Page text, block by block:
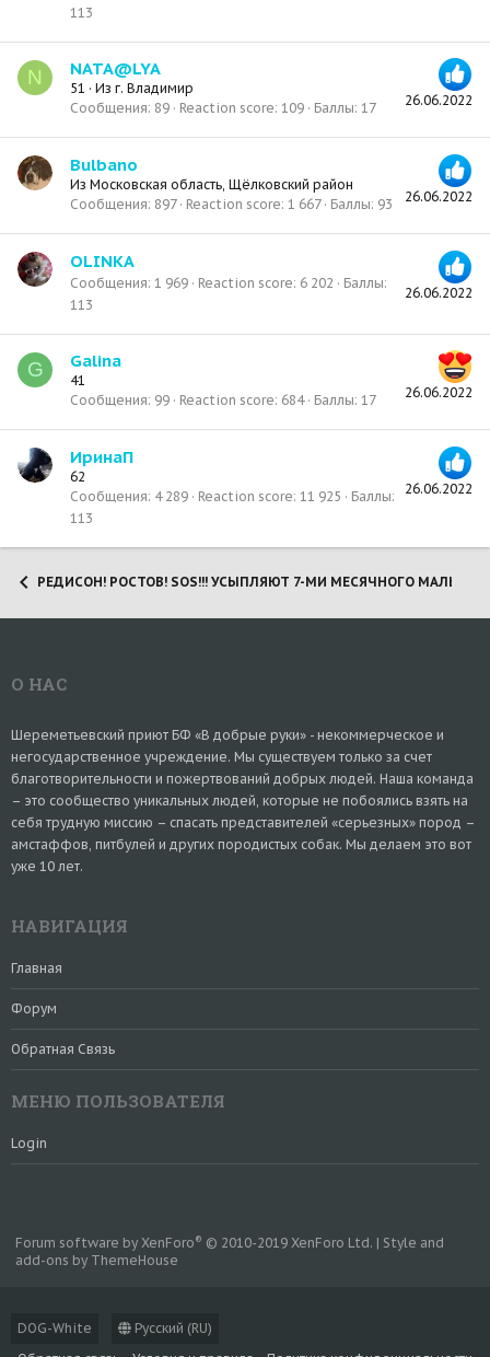
113
N
26.06.2022
NATA@LYA
51 · Из г. Владимир
Сообщения 89 Reaction score 109 Баллы 17
26.06.2022
Bulbano
Из Московская область, Щёлковский район
Сообщения 897 Reaction score 1 667 Баллы 93
26.06.2022
OLINKA
Сообщения 1 969 Reaction score 6 202
Баллы
113
G
26.06.2022
Galina
41
Сообщения 99 Reaction score 684 Баллы 17
26.06.2022
ИринаП
62
Сообщения 4 289 Reaction score 11 925
Баллы
113
РЕДИСОН! РОСТОВ! SOS!!! УСЫПЛЯЮТ 7-МИ МЕСЯЧНОГО МАЛЫША!
О НАС
Шереметьевский приют БФ «В добрые руки» - некоммерческое и
негосударственное учреждение. Мы существуем только за счет
благотворительности и пожертвований добрых людей. Наша команда
– это сообщество уникальных людей, которые не побоялись взять на
себя трудную миссию – спасать представителей «серьезных» пород –
амстаффов, питбулей и других породистых собак. Мы делаем это вот
уже 10 лет.
НАВИГАЦИЯ
Главная
Форум
Обратная Связь
МЕНЮ ПОЛЬЗОВАТЕЛЯ
Login
DOG-White
Русский (RU)
Forum software by XenForo® © 2010-2019 XenForo Ltd. | Style and
add-ons by ThemeHouse